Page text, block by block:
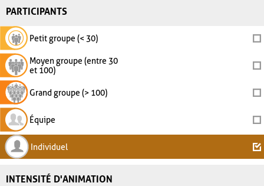
PARTICIPANTS
Petit groupe (< 30)
Moyen groupe (entre 30
et 100)
Grand groupe (> 100)
Équipe
Individuel
INTENSITÉ D'ANIMATION